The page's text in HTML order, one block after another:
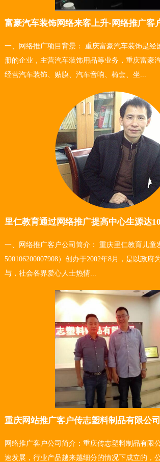
富豪汽车装饰网络来客上升-网络推广客
一、网络推广项目背景： 重庆富豪汽车装饰是经
册的企业，主营汽车装饰用品等业务，重庆富豪
经营汽车装饰、贴膜、汽车音响、椅套、坐...
里仁教育通过网络推广提高中心生源达
一、网络推广客户公司简介： 重庆里仁教育儿童
500106200007908）创办于2002年8月，是以政府
与，社会各界爱心人士热情...
重庆网站推广客户传志塑料制品有限公司
网络推广客户公司简介：重庆传志塑料制品有限
速发展，行业产品越来越细分的情况下成立的，